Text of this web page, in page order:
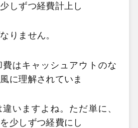
しずつ経費計上し
りません。
はキャッシュアウトのな
に理解されていま
いますよね。ただ単に、
少しずつ経費にし